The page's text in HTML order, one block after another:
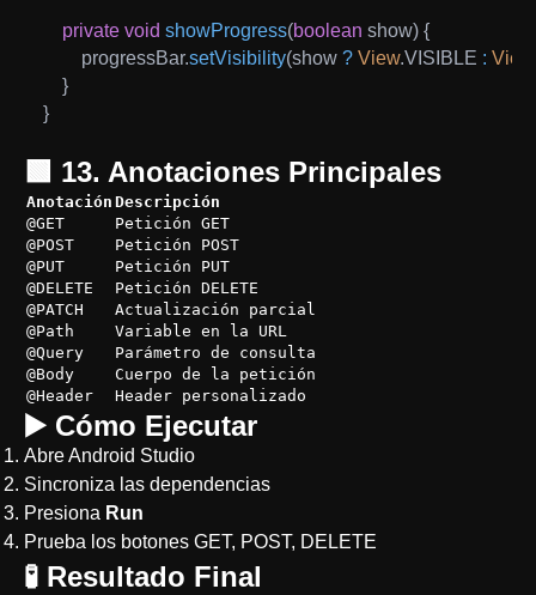
private void showProgress(boolean show) {
        progressBar
.setVisibility(show ? View.VISIBLE : View
}
}
🟩 13. Anotaciones Principales
Anotación Descripción
@GET
Petición GET
@POST
Petición POST
@PUT
Petición PUT
@DELETE
Petición DELETE
@PATCH
Actualización parcial
@Path
Variable en la URL
@Query
Parámetro de consulta
@Body
Cuerpo de la petición
@Header
Header personalizado
▶️ Cómo Ejecutar
Abre Android Studio
Sincroniza las dependencias
Presiona Run
Prueba los botones GET, POST, DELETE
🧪 Resultado Final